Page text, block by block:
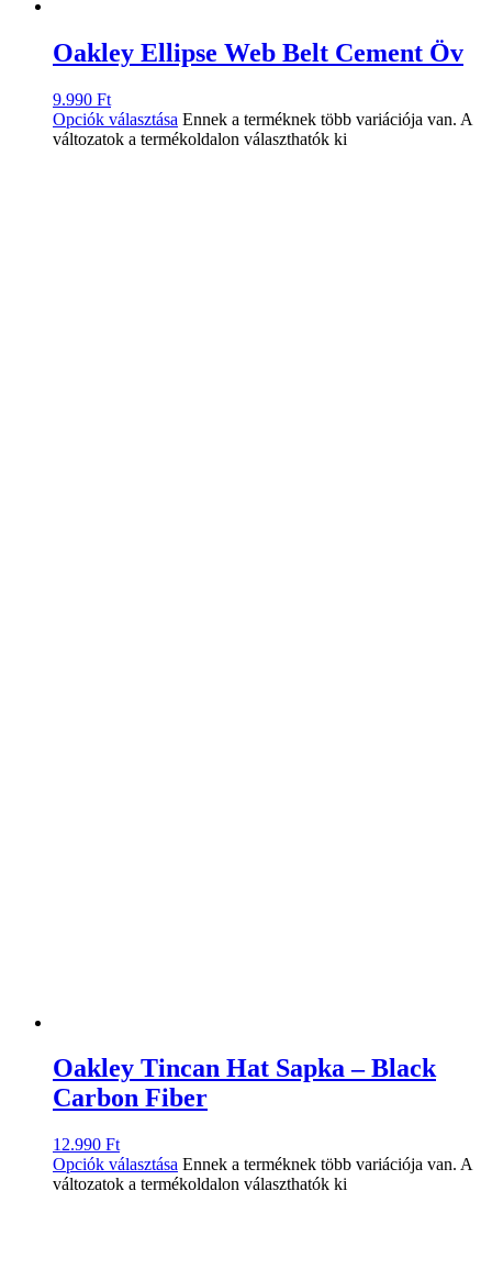
Oakley Ellipse Web Belt Cement Öv
9.990 Ft
Opciók választása Ennek a terméknek több variációja van. A
változatok a termékoldalon választhatók ki
Oakley Tincan Hat Sapka – Black
Carbon Fiber
12.990 Ft
Opciók választása Ennek a terméknek több variációja van. A
változatok a termékoldalon választhatók ki